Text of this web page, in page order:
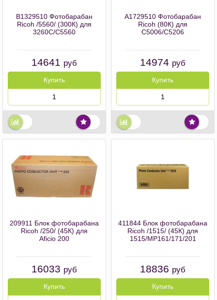
B1329510 Фотобарабан
Ricoh /5560/ (300К) для
3260C/C5560
14641 руб
Купить
A1729510 Фотобарабан
Ricoh (80К) для
C5006/C5206
14974 руб
Купить
209911 Блок фотобарабана
Ricoh /250/ (45К) для
Aficio 200
16033 руб
Купить
411844 Блок фотобарабана
Ricoh /1515/ (45К) для
1515/MP161/171/201
18836 руб
Купить